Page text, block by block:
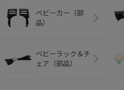
ベビーカー（部
品）
ベビーラック＆チ
ェア（部品）